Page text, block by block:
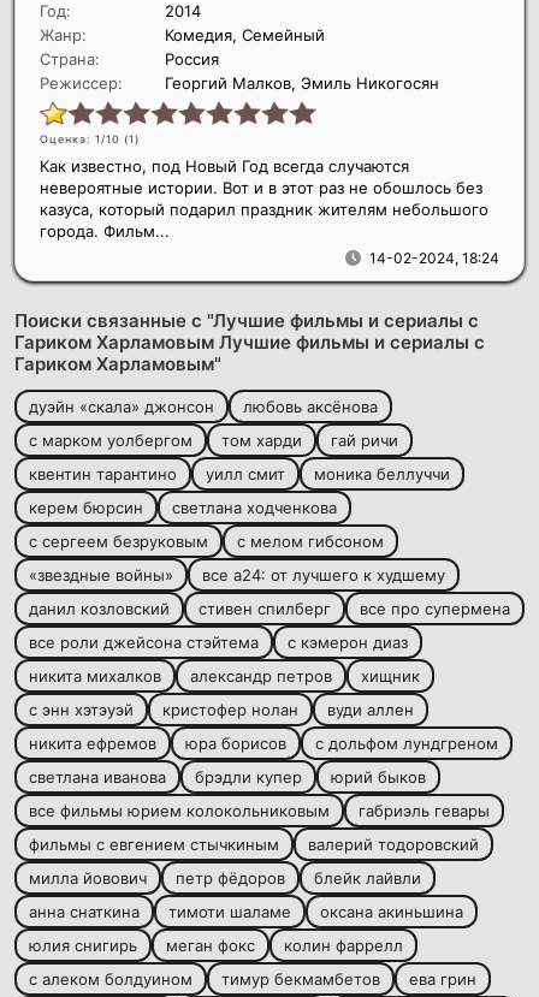
Год:
2014
Жанр:
Комедия, Семейный
Страна:
Россия
Режиссер:
Георгий Малков, Эмиль Никогосян
Оценка: 1/10 (1)
14-02-2024, 18:24
Как известно, под Новый Год всегда случаются
невероятные истории. Вот и в этот раз не обошлось без
казуса, который подарил праздник жителям небольшого
города. Фильм...
Поиски связанные с "Лучшие фильмы и сериалы с
Гариком Харламовым Лучшие фильмы и сериалы с
Гариком Харламовым"
дуэйн «скала» джонсон
любовь аксёнова
с марком уолбергом
том харди
гай ричи
квентин тарантино
уилл смит
моника беллуччи
керем бюрсин
светлана ходченкова
с сергеем безруковым
с мелом гибсоном
«звездные войны»
все а24: от лучшего к худшему
данил козловский
стивен спилберг
все про супермена
все роли джейсона стэйтема
с кэмерон диаз
никита михалков
александр петров
хищник
с энн хэтэуэй
кристофер нолан
вуди аллен
никита ефремов
юра борисов
с дольфом лундгреном
светлана иванова
брэдли купер
юрий быков
все фильмы юрием колокольниковым
габриэль гевары
фильмы с евгением стычкиным
валерий тодоровский
милла йовович
петр фёдоров
блейк лайвли
анна снаткина
тимоти шаламе
оксана акиньшина
юлия снигирь
меган фокс
колин фаррелл
с алеком болдуином
тимур бекмамбетов
ева грин